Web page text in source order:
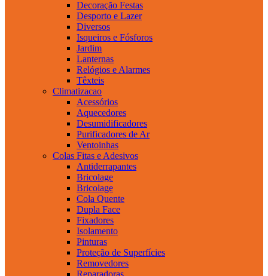
Decoração Festas
Desporto e Lazer
Diversos
Isqueiros e Fósforos
Jardim
Lanternas
Relógios e Alarmes
Têxteis
Climatizacao
Acessórios
Aquecedores
Desumidificadores
Purificadores de Ar
Ventoinhas
Colas Fitas e Adesivos
Antiderrapantes
Bricolage
Bricolage
Cola Quente
Dupla Face
Fixadores
Isolamento
Pinturas
Proteção de Superfícies
Removedores
Reparadoras